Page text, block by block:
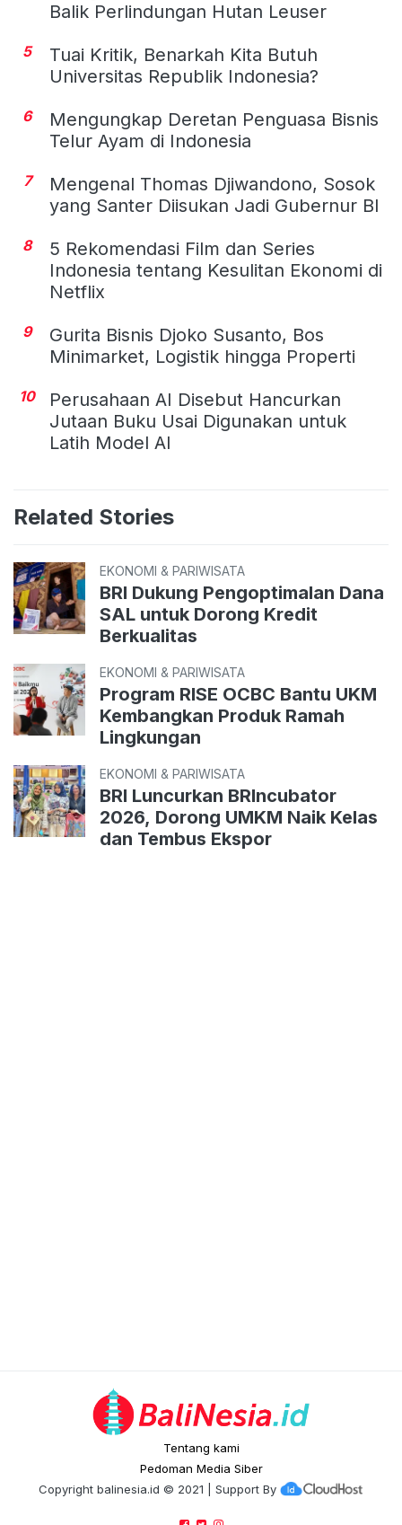
Balik Perlindungan Hutan Leuser
5
Tuai Kritik, Benarkah Kita Butuh
Universitas Republik Indonesia?
6
Mengungkap Deretan Penguasa Bisnis
Telur Ayam di Indonesia
7
Mengenal Thomas Djiwandono, Sosok
yang Santer Diisukan Jadi Gubernur BI
8
5 Rekomendasi Film dan Series
Indonesia tentang Kesulitan Ekonomi di
Netflix
9
Gurita Bisnis Djoko Susanto, Bos
Minimarket, Logistik hingga Properti
10
Perusahaan AI Disebut Hancurkan
Jutaan Buku Usai Digunakan untuk
Latih Model AI
Related Stories
EKONOMI & PARIWISATA
BRI Dukung Pengoptimalan Dana
SAL untuk Dorong Kredit
Berkualitas
EKONOMI & PARIWISATA
Program RISE OCBC Bantu UKM
Kembangkan Produk Ramah
Lingkungan
EKONOMI & PARIWISATA
BRI Luncurkan BRIncubator
2026, Dorong UMKM Naik Kelas
dan Tembus Ekspor
Tentang kami
Pedoman Media Siber
Copyright balinesia.id © 2021 | Support By